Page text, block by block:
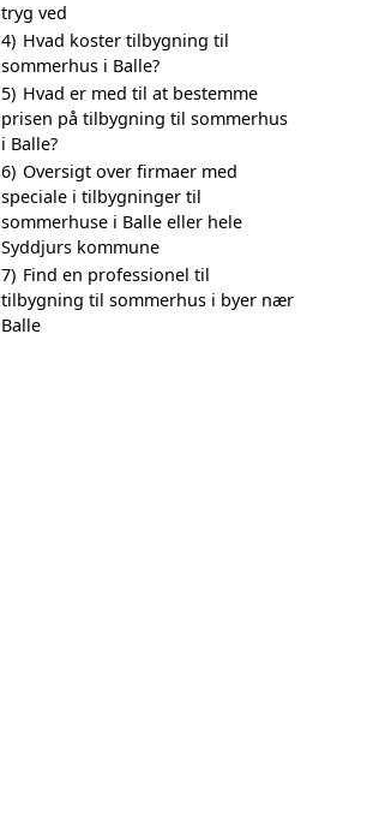
tryg ved
4) Hvad koster tilbygning til
sommerhus i Balle?
5) Hvad er med til at bestemme
prisen på tilbygning til sommerhus
i Balle?
6) Oversigt over firmaer med
speciale i tilbygninger til
sommerhuse i Balle eller hele
Syddjurs kommune
7) Find en professionel til
tilbygning til sommerhus i byer nær
Balle